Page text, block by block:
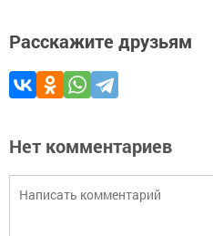
Расскажите друзьям
Нет комментариев